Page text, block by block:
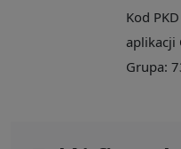
Kod
aplikacji
Grupa: